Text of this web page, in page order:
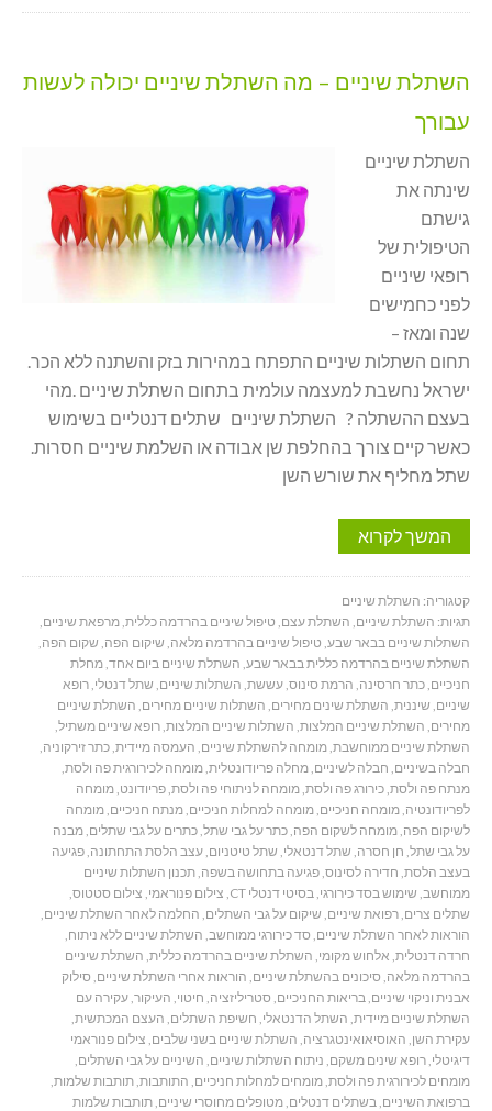
השתלת שיניים – מה השתלת שיניים יכולה לעשות
עבורך
השתלת שיניים
שינתה את
גישתם
הטיפולית של
רופאי שיניים
לפני כחמישים
שנה ומאז –
תחום השתלות שיניים התפתח במהירות בזק והשתנה ללא הכר.
ישראל נחשבת למעצמה עולמית בתחום השתלת שיניים .מהי
בעצם ההשתלה ? השתלת שיניים שתלים דנטליים בשימוש
כאשר קיים צורך בהחלפת שן אבודה או השלמת שיניים חסרות.
שתל מחליף את שורש השן
המשך לקרוא
קטגוריה: השתלת שיניים
תגיות: השתלת שיניים, השתלת עצם, טיפול שיניים בהרדמה כללית,מרפאת שיניים,
השתלות שיניים בבאר שבע, טיפול שיניים בהרדמה מלאה, שיקום הפה, שקום הפה,
השתלת שיניים בהרדמה כללית בבאר שבע, השתלת שיניים ביום אחד,מחלת
חניכיים,כתר חרסינה, הרמת סינוס,עששת, השתלות שיניים, שתל דנטלי,רופא
שיניים, שיננית, השתלת שינים מחירים, השתלות שיניים מחירים, השתלת שיניים
מחירים, השתלת שיניים המלצות, השתלות שיניים המלצות,רופא שיניים משתיל,
השתלת שיניים ממוחשבת,מומחה להשתלת שיניים, העמסה מיידית,כתר זירקוניה,
חבלה בשיניים, חבלה לשיניים,מחלה פריודונטלית,מומחה לכירורגית פה ולסת,
מנתח פה ולסת,כירורג פה ולסת,מומחה לניתוחי פה ולסת,פריודונט,מומחה
לפריודונטיה,מומחה חניכיים,מומחה למחלות חניכיים,מנתח חניכיים,מומחה
לשיקום הפה,מומחה לשקום הפה,כתר על גבי שתל,כתרים על גבי שתלים,מבנה
על גבי שתל, חן חסרה, שתל דנטאלי, שתל טיטניום,עצב הלסת התחתונה,פגיעה
בעצב הלסת, חדירה לסינוס,פגיעה בתחושה בשפה,תכנון השתלות שיניים
ממוחשב, שימוש בסד כירורגי,בסיטי דנטלי CT , צילום פנוראמי, צילום סטטוס,
שתלים צרים,רפואת שיניים, שיקום על גבי השתלים, החלמה לאחר השתלת שיניים,
הוראות לאחר השתלת שיניים, סד כירורגי ממוחשב, השתלת שיניים ללא ניתוח,
חרדה דנטלית, אלחוש מקומי, השתלת שיניים בהרדמה כללית, השתלת שיניים
בהרדמה מלאה, סיכונים בהשתלת שיניים, הוראות אחרי השתלת שיניים, סילוק
אבנית וניקוי שיניים,בריאות החניכיים, סטריליזציה, חיטוי, העיקור,עקירה עם
השתלת שיניים מיידית, השתל הדנטאלי, חשיפת השתלים, העצם המכתשית,
עקירת השן, האוסיאואינטגרציה, השתלת שיניים בשני שלבים, צילום פנוראמי
דיגיטלי,רופא שינים משקם, ניתוח השתלות שיניים, השיניים על גבי השתלים,
מומחים לכירורגית פה ולסת,מומחים למחלות חניכיים, התותבות,תותבות שלמות,
ברפואת השיניים,בשתלים דנטלים,מטופלים מחוסרי שיניים,תותבות שלמות